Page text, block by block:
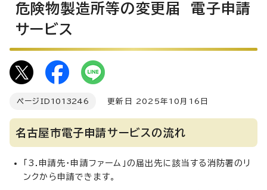
危険物製造所等の変更届 電子申請
サービス
ページID 1013246 更新日 2025年10月16日
名古屋市電子申請サービスの流れ
「3.申請先・申請ファーム」の届出先に該当する消防署のリ
ンクから申請できます。